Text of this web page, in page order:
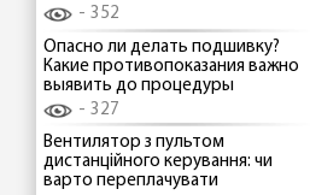
352
Опасно ли делать подшивку?
Какие противопоказания важно
выявить до процедуры
327
Вентилятор з пультом
дистанційного керування: чи
варто переплачувати